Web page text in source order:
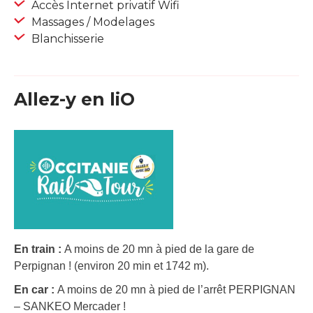
Accès Internet privatif Wifi
Massages / Modelages
Blanchisserie
Allez-y en liO
En train : A moins de 20 mn à pied de la gare de
Perpignan ! (environ 20 min et 1742 m).
En car : A moins de 20 mn à pied de l’arrêt PERPIGNAN
– SANKEO Mercader !